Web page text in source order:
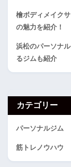
檜ボディメイク
の魅力を紹介！
浜松のパーソナ
るジムも紹介
カテゴリー
パーソナルジム
筋トレノウハウ